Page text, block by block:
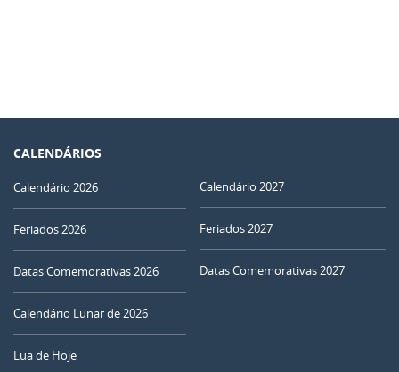
CALENDÁRIOS
Calendário 2026
Feriados 2026
Datas Comemorativas 2026
Calendário Lunar de 2026
Lua de Hoje
Calendário 2027
Feriados 2027
Datas Comemorativas 2027